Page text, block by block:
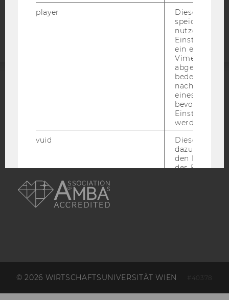
Barrierefreiheitserklärung
AMBA
© 2026 WIRTSCHAFTSUNIVERSITÄT WIEN #40378
player
Dieses Cookie
speichert
ein
Vimeo-Video
abgespielt
bedeutet,
nächsten
eines Vimeo-
bevorzugten
werden.
vuid
Dieser
dazu
den
des
__cf_bm
gesetzt, um